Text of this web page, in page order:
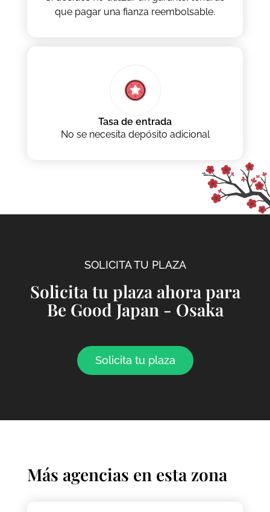
que pagar una fianza reembolsable.
Tasa de entrada
No se necesita depósito adicional
SOLICITA TU PLAZA
Solicita tu plaza ahora para
Be Good Japan - Osaka
Solicita tu plaza
Más agencias en esta zona